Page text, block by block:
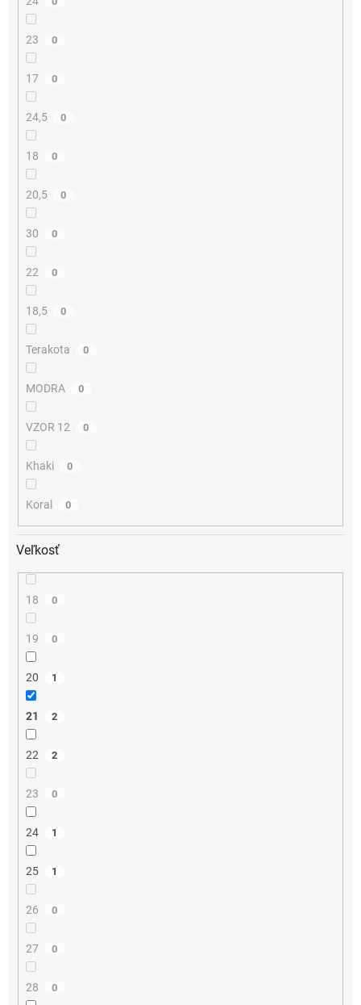
23 0
17 0
24,5 0
18 0
20,5 0
30 0
22 0
18,5 0
Terakota 0
MODRA 0
VZOR 12 0
Khaki 0
Koral 0
Veľkosť
18 0
19 0
20 1
21 2
22 2
23 0
24 1
25 1
26 0
27 0
28 0